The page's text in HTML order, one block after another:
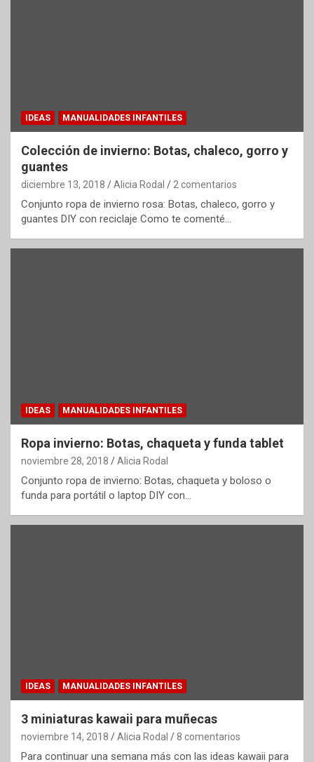
IDEAS MANUALIDADES INFANTILES
Colección de invierno: Botas, chaleco, gorro y
guantes
diciembre 13, 2018 Alicia Rodal 2 comentarios
Conjunto ropa de invierno rosa: Botas, chaleco, gorro y
guantes DIY con reciclaje Como te comenté…
IDEAS MANUALIDADES INFANTILES
Ropa invierno: Botas, chaqueta y funda tablet
noviembre 28, 2018 Alicia Rodal
Conjunto ropa de invierno: Botas, chaqueta y boloso o
funda para portátil o laptop DIY con…
IDEAS MANUALIDADES INFANTILES
3 miniaturas kawaii para muñecas
noviembre 14, 2018 Alicia Rodal 8 comentarios
Para continuar una semana más con las ideas kawaii para